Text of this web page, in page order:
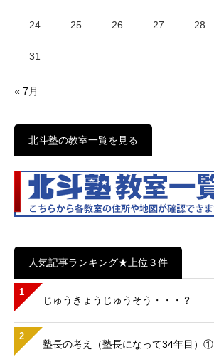
24 25 26 27 28
31
« 7月
北斗塾の教室一覧を見る
人気記事ランキング★上位３件
1
じゅうきょうじゅうそう・・・？
2
塾長の考え（塾長になって34年目）①